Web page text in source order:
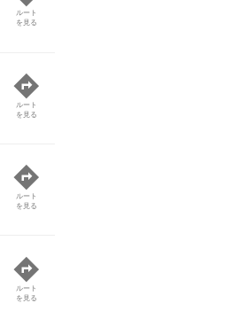
ルート
を見る
ルート
を見る
ルート
を見る
ルート
を見る